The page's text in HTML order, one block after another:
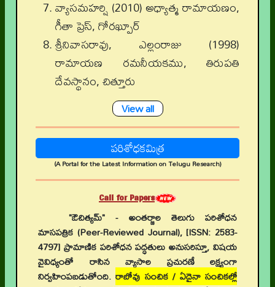
వ్యాసమహర్షి (2010) అధ్యాత్మ రామాయణం,
గీతా ప్రెస్, గోరఖ్పూర్
శ్రీనివాసరావు, ఎల్లంరాజు (1998)
రామాయణ రమనీయకము, తిరుపతి
దేవస్థానం, చిత్తూరు
View all
పరిశోధకమిత్ర
(A Portal for the Latest Information on Telugu Research)
Call for Papers
"ఔచిత్యమ్" - అంతర్జాల తెలుగు పరిశోధన
మాసపత్రిక (Peer-Reviewed Journal), [ISSN: 2583-
4797] ప్రామాణిక పరిశోధన పద్ధతులు అనుసరిస్తూ, విషయ
వైవిధ్యంతో రాసిన వ్యాసాల ప్రచురణే లక్ష్యంగా
నిర్వహింపబడుతోంది.రాబోవు సంచిక / ఏదైనా సంచికల్లో